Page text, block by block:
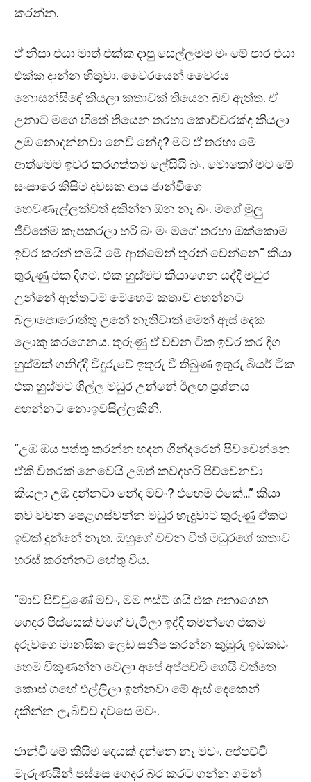
කරන්න.
ඒ නිසා එයා මාත් එක්ක දාපු සෙල්ලමම මං මේ පාර එයා
එක්ක දාන්න හිතුවා. වෛරයෙන් වෛරය
නොසන්සිඳේ කියලා කතාවක් තියෙන බව ඇත්ත. ඒ
උනාට මගෙ හිතේ තියෙන තරහා කොච්චරක්ද කියලා
උඹ නොදන්නවා නෙවි නේද? මට ඒ තරහා මේ
ආත්මෙම ඉවර කරගත්තම ලේසියි බං. මොකෝ මට මේ
සංසාරෙ කිසිම දවසක ආය ජාන්විගෙ
හෙවණැල්ලක්වත් දකින්න ඕන නෑ බං. මගේ මුලු
ජීවිතේම කැපකරලා හරි බං මං මගේ තරහා ඔක්කොම
ඉවර කරන් තමයි මේ ආත්මෙන් තුරන් වෙන්නෙ” කියා
තුරුණු එක දිගට, එක හුස්මට කියාගෙන යද්දී මධුර
උන්නේ ඇත්තටම මෙහෙම කතාව අහන්නට
බලාපොරොත්තු උනේ නැතිවාක් මෙන් ඇස් දෙක
ලොකු කරගෙනය. තුරුණු ඒ වචන ටික ඉවර කර දිග
හුස්මක් ගනිද්දී වීදුරුවේ ඉතුරු වී තිබුණ ඉතුරු බියර් ටික
එක හුස්මට ගිල්ල මධුර උන්නේ ඊලඟ ප්‍රශ්නය
අහන්නට නොඉවසිල්ලකිනි.
“උඹ ඔය පත්තු කරන්න හදන ගින්දරෙන් පිච්චෙන්නෙ
ඒකි විතරක් නෙවෙයි උඹත් කවදහරි පිච්චෙනවා
කියලා උඹ දන්නවා නේද මචං? එහෙම එකේ…” කියා
තව වචන පෙළගස්වන්න මධුර හැදුවාට තුරුණු ඒකට
ඉඩක් දුන්නේ නැත. ඔහුගේ වචන විත් මධුරගේ කතාව
හරස් කරන්නට හේතු විය.
“මාව පිච්චුණේ මචං, මම ෆස්ට් ශයි එක අනාගෙන
ගෙදර පිස්සෙක් වගේ වැටිලා ඉද්දි තමන්ගෙ එකම
දරුවගෙ මානසික ලෙඩ සනීප කරන්න කුඹුරු ඉඩකඩං
හෙම විකුණන්න වෙලා අපේ අප්පච්චි ගෙයි වත්තෙ
කොස් ගහේ එල්ලිලා ඉන්නවා මේ ඇස් දෙකෙන්
දකින්න ලැබිච්ච දවසෙ මචං.
ජාන්වි මේ කිසිම දෙයක් දන්නෙ නෑ මචං. අප්පච්චි
මැරුණයින් පස්සෙ ගෙදර බර කරට ගන්න ගමන්